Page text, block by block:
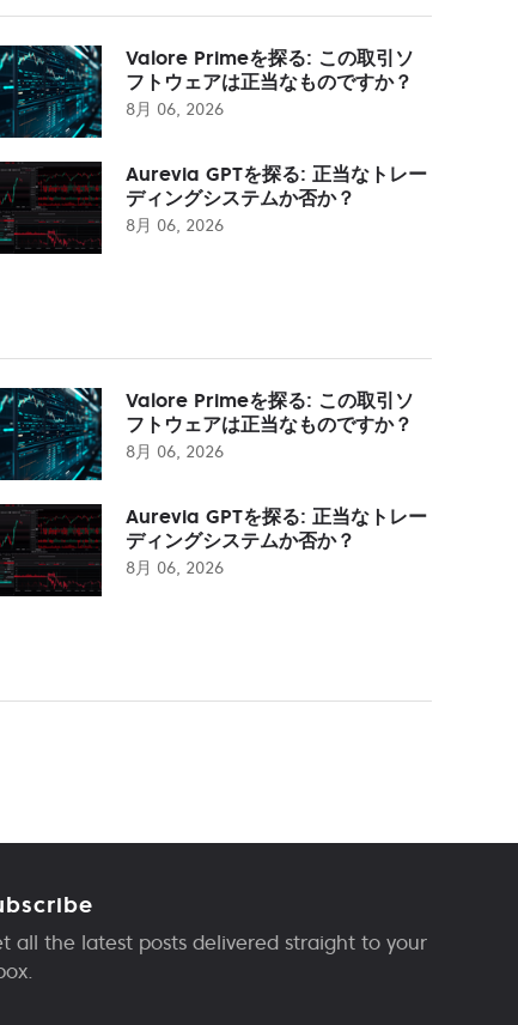
Valore Primeを探る: この取引ソ
フトウェアは正当なものですか？
8月 06, 2026
Aurevia GPTを探る: 正当なトレー
ディングシステムか否か？
8月 06, 2026
Valore Primeを探る: この取引ソ
フトウェアは正当なものですか？
8月 06, 2026
Aurevia GPTを探る: 正当なトレー
ディングシステムか否か？
8月 06, 2026
all the latest posts delivered straight to your